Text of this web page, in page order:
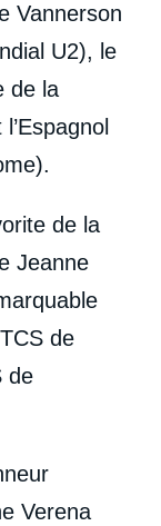
Vannerson
U2), le
de la
de la
Jeanne
de
de
Verena